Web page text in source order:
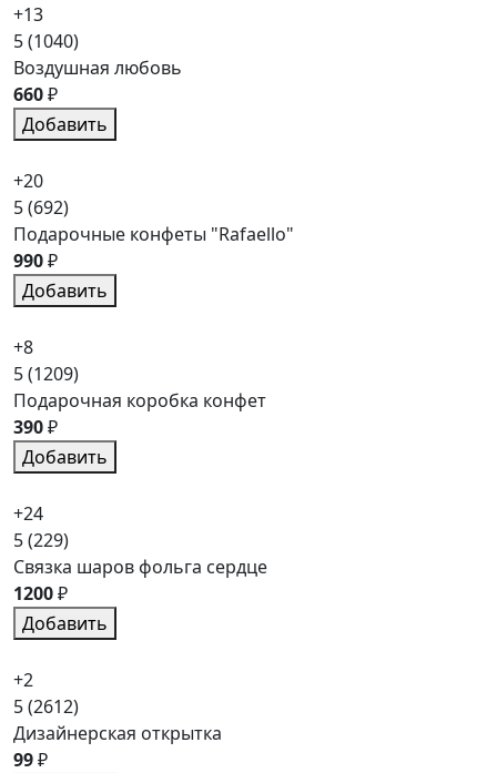
+13
5(1040)
Воздушная любовь
660₽
Добавить
+20
5(692)
Подарочные конфеты "Rafaello"
990₽
Добавить
+8
5(1209)
Подарочная коробка конфет
390₽
Добавить
+24
5(229)
Связка шаров фольга сердце
1200₽
Добавить
+2
5(2612)
Дизайнерская открытка
99₽